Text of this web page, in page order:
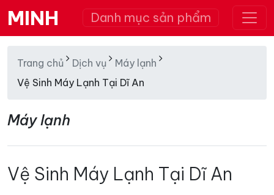
MINH Danh mục sản phẩm
Trang chủ Dịch vụ
Máy lạnh
Vệ Sinh Máy Lạnh Tại Dĩ An
Máy lạnh
Vệ Sinh Máy Lạnh Tại Dĩ An